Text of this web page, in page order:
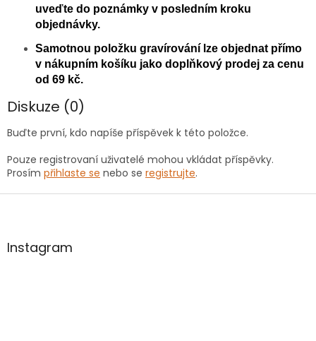
uveďte do poznámky v posledním kroku
objednávky.
Samotnou položku gravírování lze objednat přímo
v nákupním košíku jako doplňkový prodej za cenu
od 69 kč.
Diskuze (0)
Buďte první, kdo napíše příspěvek k této položce.
Pouze registrovaní uživatelé mohou vkládat příspěvky.
Prosím přihlaste se nebo se registrujte.
Z
aInstagram